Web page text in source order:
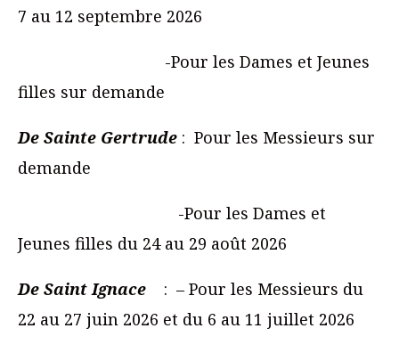
7 au 12 septembre 2026
-Pour les Dames et Jeunes
filles sur demande
De Sainte Gertrude : Pour les Messieurs sur
demande
-Pour les Dames et
Jeunes filles du 24 au 29 août 2026
De Saint Ignace : – Pour les Messieurs du
22 au 27 juin 2026 et du 6 au 11 juillet 2026